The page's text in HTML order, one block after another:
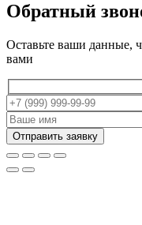
Обратный
Оставьте ваши данные,
вами